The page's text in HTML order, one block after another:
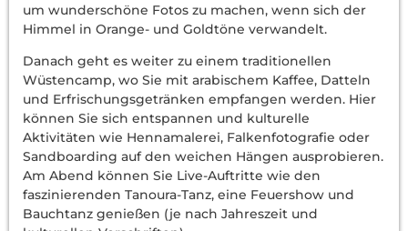
um wunderschöne Fotos zu machen, wenn sich der
Himmel in Orange- und Goldtöne verwandelt.
Danach geht es weiter zu einem traditionellen
Wüstencamp, wo Sie mit arabischem Kaffee, Datteln
und Erfrischungsgetränken empfangen werden. Hier
können Sie sich entspannen und kulturelle
Aktivitäten wie Hennamalerei, Falkenfotografie oder
Sandboarding auf den weichen Hängen ausprobieren.
Am Abend können Sie Live-Auftritte wie den
faszinierenden Tanoura-Tanz, eine Feuershow und
Bauchtanz genießen (je nach Jahreszeit und